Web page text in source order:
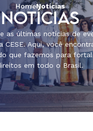
HomeNotícias
NOTÍCIAS
as últimas notícias de
CESE. Aqui, você
que fazemos para
em todo o Brasil.